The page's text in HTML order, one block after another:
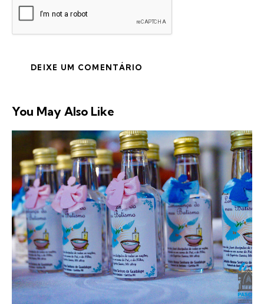
You May Also Like